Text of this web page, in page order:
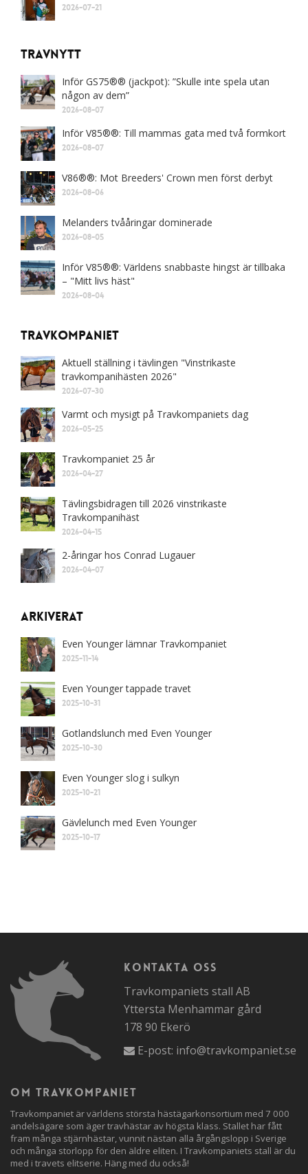
2026-07-21
Travnytt
Inför GS75®® (jackpot): ”Skulle inte spela utan
någon av dem”
2026-08-07
Inför V85®®: Till mammas gata med två formkort
2026-08-07
V86®®: Mot Breeders' Crown men först derbyt
2026-08-06
Melanders tvååringar dominerade
2026-08-05
Inför V85®®: Världens snabbaste hingst är tillbaka
– "Mitt livs häst"
2026-08-04
Travkompaniet
Aktuell ställning i tävlingen "Vinstrikaste
travkompanihästen 2026"
2026-07-30
Varmt och mysigt på Travkompaniets dag
2026-05-25
Travkompaniet 25 år
2026-04-27
Tävlingsbidragen till 2026 vinstrikaste
Travkompanihäst
2026-04-15
2-åringar hos Conrad Lugauer
2026-04-07
Arkiverat
Even Younger lämnar Travkompaniet
2025-11-14
Even Younger tappade travet
2025-10-31
Gotlandslunch med Even Younger
2025-10-30
Even Younger slog i sulkyn
2025-10-21
Gävlelunch med Even Younger
2025-10-17
Kontakta oss
Travkompaniets stall AB
Yttersta Menhammar gård
178 90 Ekerö
E-post: info@travkompaniet.se
Om travkompaniet
Travkompaniet är världens största hästägarkonsortium med 7 000
andelsägare som äger travhästar av högsta klass. Stallet har fått
fram många stjärnhästar, vunnit nästan alla årgångslopp i Sverige
och många storlopp för den äldre eliten. I Travkompaniets stall är du
med i travets elitserie. Häng med du också!